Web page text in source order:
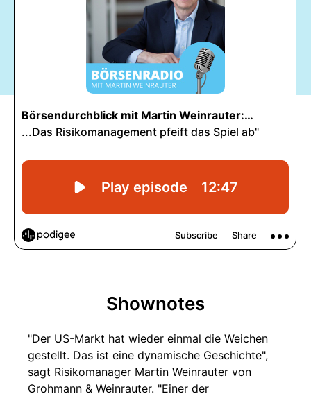
Shownotes
"Der US-Markt hat wieder einmal die Weichen
gestellt. Das ist eine dynamische Geschichte",
sagt Risikomanager Martin Weinrauter von
Grohmann & Weinrauter. "Einer der